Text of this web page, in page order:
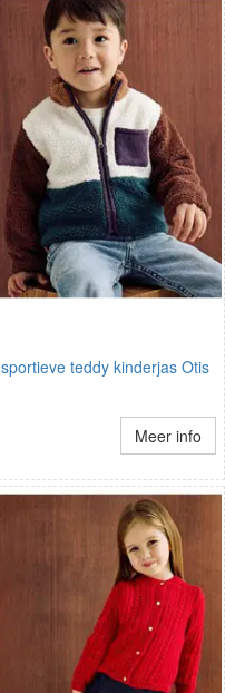
sportieve teddy kinderjas Otis
Meer info